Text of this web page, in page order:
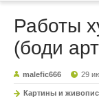
Работы
(боди
malefic666 29
Картины и